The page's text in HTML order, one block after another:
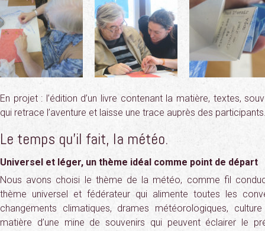
En projet : l’édition d’un livre contenant la matière, textes,
qui retrace l’aventure et laisse une trace auprès des
Le temps qu’il fait, la météo.
Universel et léger, un thème idéal comme point de départ
Nous avons choisi le thème de la météo, comme fil
thème universel et fédérateur qui alimente toutes les
changements climatiques, drames météorologiques,
matière d’une mine de souvenirs qui peuvent éclairer le